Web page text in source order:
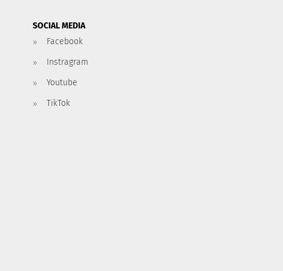
SOCIAL MEDIA
Facebook
Instragram
Youtube
TikTok